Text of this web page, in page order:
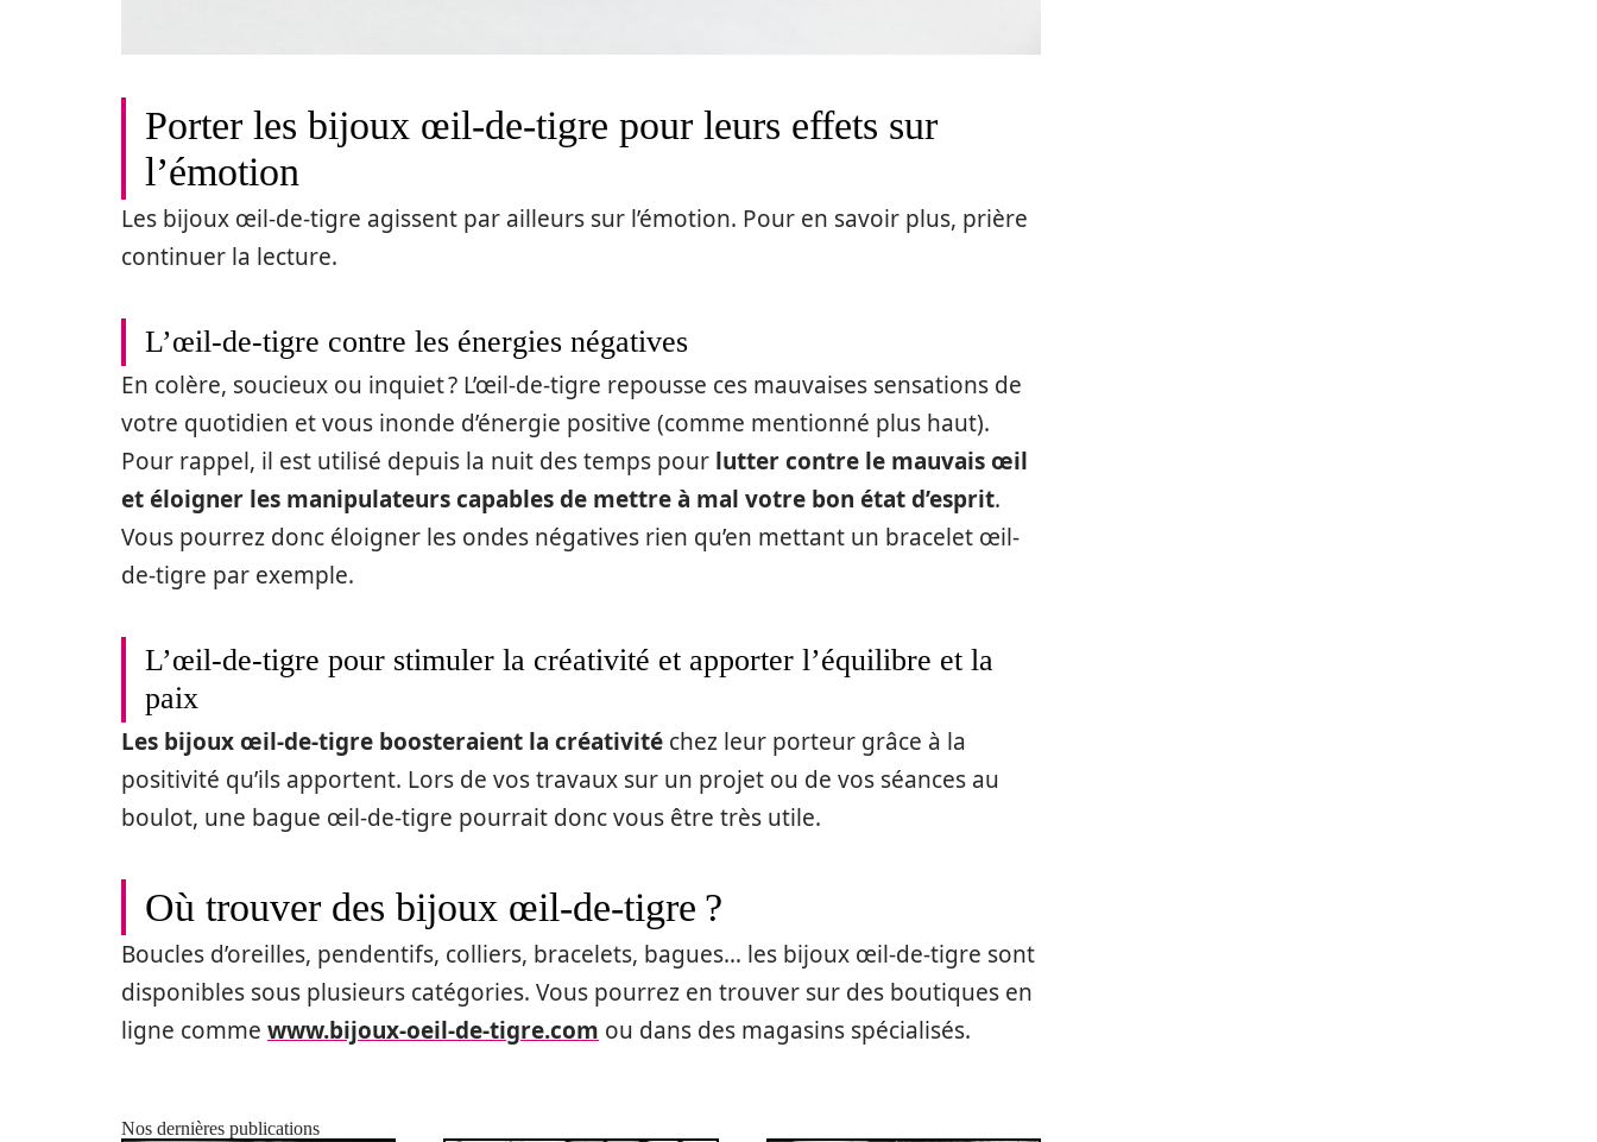
Porter les bijoux œil-de-tigre pour leurs effets sur
l’émotion
Les bijoux œil-de-tigre agissent par ailleurs sur l’émotion. Pour en savoir plus, prière
continuer la lecture.
L’œil-de-tigre contre les énergies négatives
En colère, soucieux ou inquiet ? L’œil-de-tigre repousse ces mauvaises sensations de
votre quotidien et vous inonde d’énergie positive (comme mentionné plus haut).
Pour rappel, il est utilisé depuis la nuit des temps pour lutter contre le mauvais œil
et éloigner les manipulateurs capables de mettre à mal votre bon état d’esprit.
Vous pourrez donc éloigner les ondes négatives rien qu’en mettant un bracelet œil-
de-tigre par exemple.
L’œil-de-tigre pour stimuler la créativité et apporter l’équilibre et la
paix
Les bijoux œil-de-tigre boosteraient la créativité chez leur porteur grâce à la
positivité qu’ils apportent. Lors de vos travaux sur un projet ou de vos séances au
boulot, une bague œil-de-tigre pourrait donc vous être très utile.
Où trouver des bijoux œil-de-tigre ?
Boucles d’oreilles, pendentifs, colliers, bracelets, bagues… les bijoux œil-de-tigre sont
disponibles sous plusieurs catégories. Vous pourrez en trouver sur des boutiques en
ligne comme www.bijoux-oeil-de-tigre.com ou dans des magasins spécialisés.
Nos dernières publications